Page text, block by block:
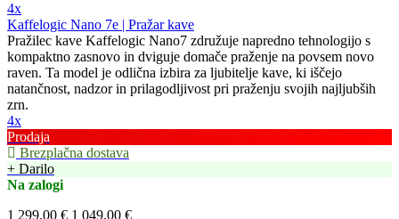
4x
Kaffelogic Nano 7e | Pražar kave
Pražilec kave Kaffelogic Nano7 združuje napredno tehnologijo s
kompaktno zasnovo in dviguje domače praženje na povsem novo
raven. Ta model je odlična izbira za ljubitelje kave, ki iščejo
natančnost, nadzor in prilagodljivost pri praženju svojih najljubših
zrn.
4x
Prodaja
Brezplačna dostava
+ Darilo
Na zalogi
1 299,00 € 1 049,00 €